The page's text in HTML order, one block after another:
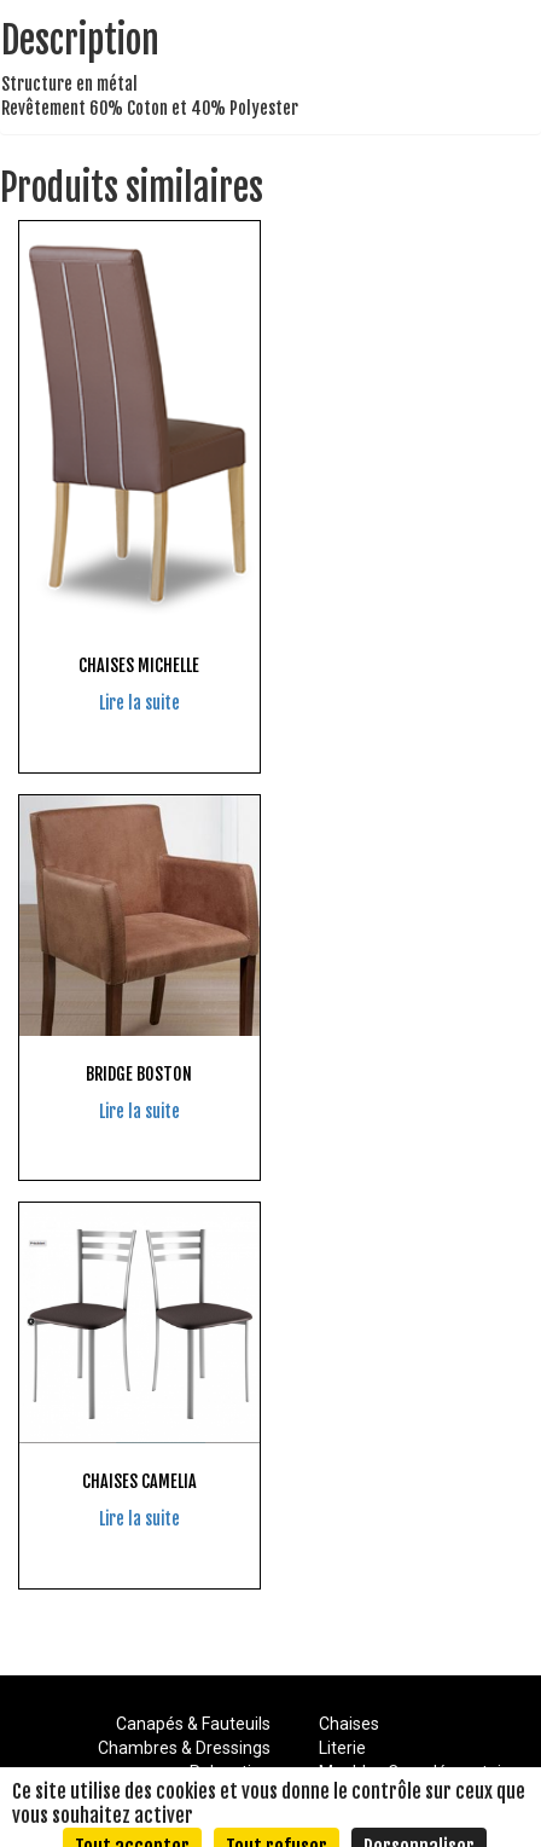
Description
Structure en métal
Revêtement 60% Coton et 40% Polyester
Produits similaires
CHAISES MICHELLE
Lire la suite
BRIDGE BOSTON
Lire la suite
CHAISES CAMELIA
Lire la suite
Canapés & Fauteuils
Chambres & Dressings
Relaxation
Séjours
Mentions Légales
Chaises
Literie
Meubles Complémentaires
Meubles Composables
Ce site utilise des cookies et vous donne le contrôle sur ceux que
vous souhaitez activer